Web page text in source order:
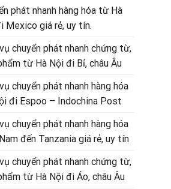
phát nhanh hàng hóa từ Hà
Mexico giá rẻ, uy tín.
chuyển phát nhanh chứng từ,
từ Hà Nội đi Bỉ, châu Âu
chuyển phát nhanh hàng hóa
đi Espoo – Indochina Post
chuyển phát nhanh hàng hóa
đến Tanzania giá rẻ, uy tín
chuyển phát nhanh chứng từ,
từ Hà Nội đi Áo, châu Âu